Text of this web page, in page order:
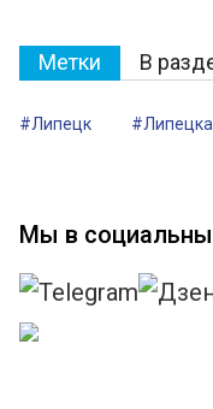
Метки В
#Липецк
Мы в